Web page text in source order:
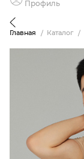
Профиль
Главная Каталог